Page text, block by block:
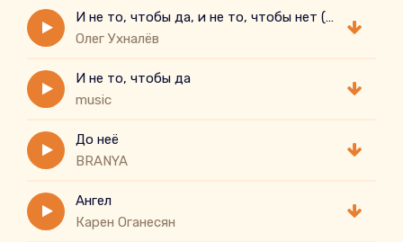
Вот только что в душе, То и за душой ветер По
задворкам, вот он я, Пока не ушел
Ты прости меня, Лорка Выше воротник Здесь
напрямик Триста лет забытый бит Мой проводник
взял
И не то, чтобы да, и не то, чтобы нет ( cover)
Олег Ухналёв
И не то, чтобы да
music
До неё
BRANYA
Ангел
Карен Оганесян